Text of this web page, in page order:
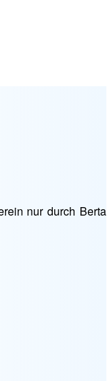
nur durch Berta